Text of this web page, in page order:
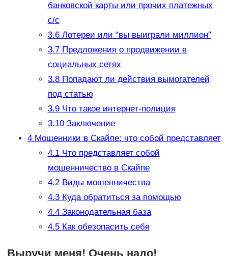
банковской карты или прочих платежных
с/с
3.6Лотереи или “вы выиграли миллион”
3.7Предложения о продвижении в
социальных сетях
3.8Попадают ли действия вымогателей
под статью
3.9Что такое интернет-полиция
3.10Заключение
4Мошенники в Скайпе: что собой представляет
4.1Что представляет собой
мошенничество в Скайпе
4.2Виды мошенничества
4.3Куда обратиться за помощью
4.4Законодательная база
4.5Как обезопасить себя
Выручи меня! Очень надо!